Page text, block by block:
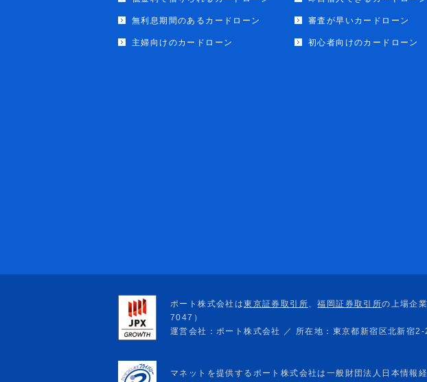
無利息期間のあるカードローン 審査が早いカードローン
主婦向けのカードローン 初心者向けのカードローン